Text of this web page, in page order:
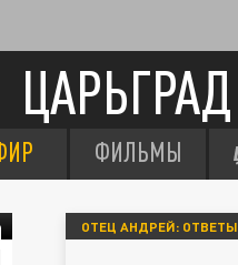
ЦАРЬГРАД
ФИЛЬМЫ
ОТЕЦ АНДРЕЙ: ОТВЕТЫ